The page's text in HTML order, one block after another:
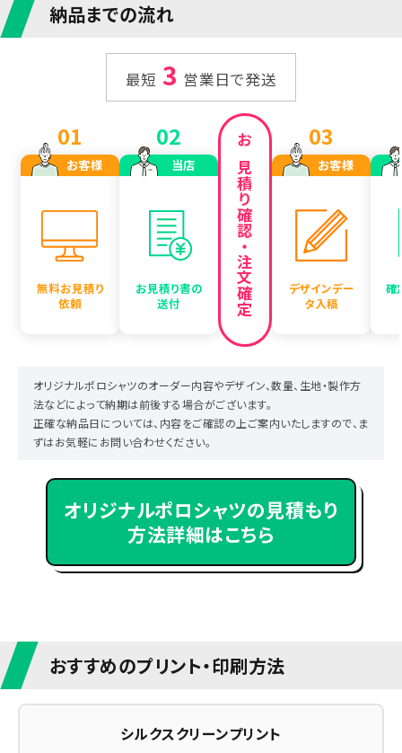
納品までの流れ
最短 3 営業日で発送
01
お客様
無料お見積り
依頼
02
当店
お見積り書の
送付
お見積り確認・注文確定
03
お客様
デザインデー
タ入稿
確
オリジナルポロシャツのオーダー内容やデザイン、数量、生地・製作方
法などによって納期は前後する場合がございます。
正確な納品日については、内容をご確認の上ご案内いたしますので、ま
ずはお気軽にお問い合わせください。
オリジナルポロシャツの見積もり
方法詳細はこちら
おすすめのプリント・印刷方法
シルクスクリーンプリント